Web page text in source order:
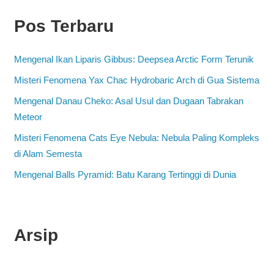
Pos Terbaru
Mengenal Ikan Liparis Gibbus: Deepsea Arctic Form Terunik
Misteri Fenomena Yax Chac Hydrobaric Arch di Gua Sistema
Mengenal Danau Cheko: Asal Usul dan Dugaan Tabrakan
Meteor
Misteri Fenomena Cats Eye Nebula: Nebula Paling Kompleks
di Alam Semesta
Mengenal Balls Pyramid: Batu Karang Tertinggi di Dunia
Arsip